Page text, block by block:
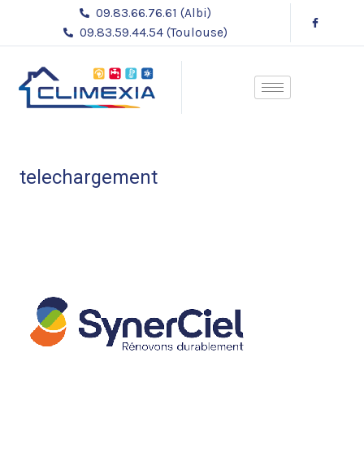
contenu
09.83.66.76.61 (Albi)
09.83.59.44.54 (Toulouse)
telechargement
articles